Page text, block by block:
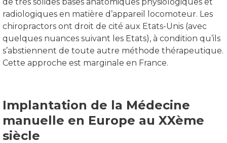
radiologiques en matière d’appareil locomoteur. Les
chiropractors ont droit de cité aux Etats-Unis (avec
quelques nuances suivant les Etats), à condition qu’ils
s’abstiennent de toute autre méthode thérapeutique.
Cette approche est marginale en France.
Implantation de la Médecine
manuelle en Europe au XXème
siècle